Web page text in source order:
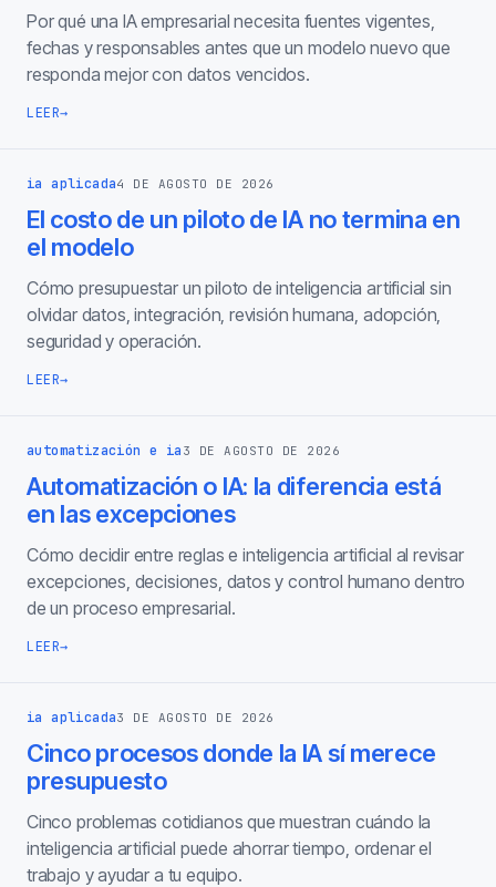
Por qué una IA empresarial necesita fuentes vigentes,
fechas y responsables antes que un modelo nuevo que
responda mejor con datos vencidos.
LEER→
ia aplicada4 DE AGOSTO DE 2026
El costo de un piloto de IA no termina en
el modelo
Cómo presupuestar un piloto de inteligencia artificial sin
olvidar datos, integración, revisión humana, adopción,
seguridad y operación.
LEER→
automatización e ia 3 DE AGOSTO DE 2026
Automatización o IA: la diferencia está
en las excepciones
Cómo decidir entre reglas e inteligencia artificial al revisar
excepciones, decisiones, datos y control humano dentro
de un proceso empresarial.
LEER→
ia aplicada3 DE AGOSTO DE 2026
Cinco procesos donde la IA sí merece
presupuesto
Cinco problemas cotidianos que muestran cuándo la
inteligencia artificial puede ahorrar tiempo, ordenar el
trabajo y ayudar a tu equipo.